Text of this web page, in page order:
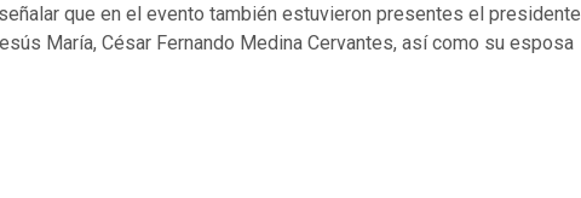
que en el evento también estuvieron presentes el presidente
María, César Fernando Medina Cervantes, así como su esposa